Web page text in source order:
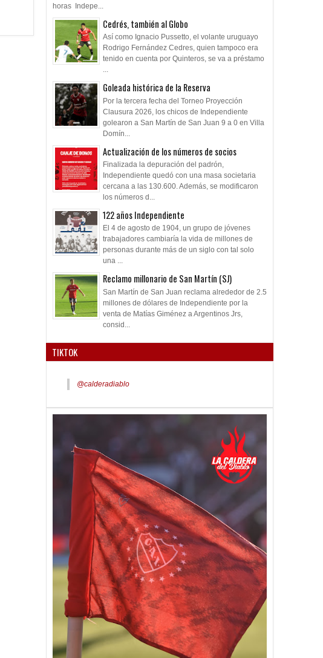
horas Indepe...
Cedrés, también al Globo
Así como Ignacio Pussetto, el volante uruguayo
Rodrigo Fernández Cedres, quien tampoco era
tenido en cuenta por Quinteros, se va a préstamo
...
Goleada histórica de la Reserva
Por la tercera fecha del Torneo Proyección
Clausura 2026, los chicos de Independiente
golearon a San Martín de San Juan 9 a 0 en Villa
Domín...
Actualización de los números de socios
Finalizada la depuración del padrón,
Independiente quedó con una masa societaria
cercana a las 130.600. Además, se modificaron
los números d...
122 años Independiente
El 4 de agosto de 1904, un grupo de jóvenes
trabajadores cambiaría la vida de millones de
personas durante más de un siglo con tal solo
una ...
Reclamo millonario de San Martín (SJ)
San Martín de San Juan reclama alrededor de 2.5
millones de dólares de Independiente por la
venta de Matías Giménez a Argentinos Jrs,
consid...
TIKTOK
@calderadiablo